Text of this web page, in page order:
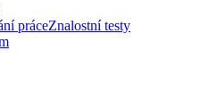
práceZnalostní testy